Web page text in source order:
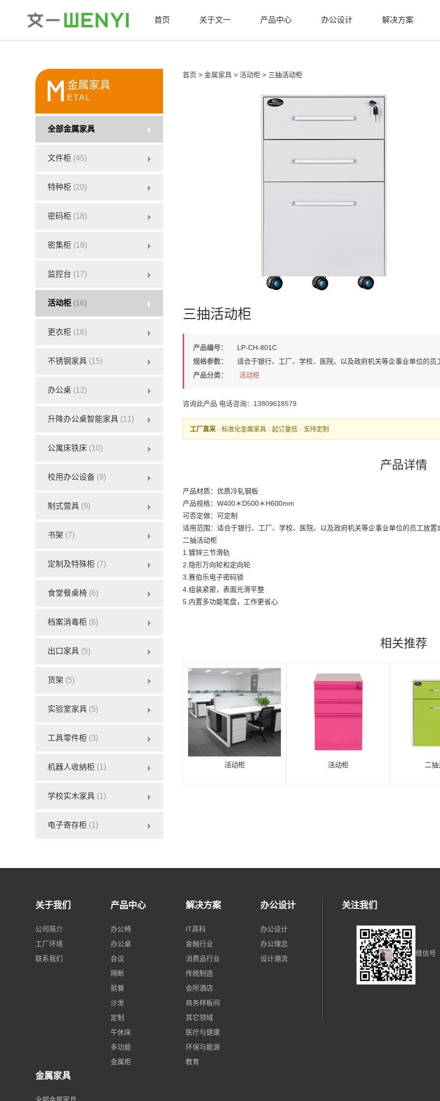
首页 关于文一 产品中心 办公设计 解决方案
M 金属家具
ETAL
全部金属家具
文件柜 (45)
特种柜 (20)
密码柜 (18)
密集柜 (18)
监控台 (17)
活动柜 (16)
更衣柜 (16)
不锈钢家具 (15)
办公桌 (12)
升降办公桌智能家具 (11)
公寓床铁床 (10)
校用办公设备 (9)
制式营具 (9)
书架 (7)
定制及特殊柜 (7)
食堂餐桌椅 (6)
档案消毒柜 (6)
出口家具 (5)
货架 (5)
实验室家具 (5)
工具零件柜 (3)
机器人收纳柜 (1)
学校实木家具 (1)
电子寄存柜 (1)
首页 > 金属家具 > 活动柜 > 三抽活动柜
三抽活动柜
产品编号：
LP-CH-801C
规格参数：
适合于银行、工厂、学校、医院、以及政府机关等企事业单位的员
产品分类：
活动柜
咨询此产品 电话咨询：13809618579
工厂直采 · 标准化金属家具 · 起订量低 · 支持定制
产品详情
产品材质：优质冷轧钢板
产品规格：W400＊D500＊H600mm
可否定做：可定制
适用范围：适合于银行、工厂、学校、医院、以及政府机关等企事业单位的员工放置
二抽活动柜
1.镀锌三节滑轨
2.隐形万向轮和定向轮
3.赛伯乐电子密码锁
4.组装紧密，表面光滑平整
5.内置多功能笔盘，工作更省心
相关推荐
活动柜 活动柜 二
关于我们
公司简介
工厂环境
联系我们
产品中心
办公椅
办公桌
会议
隔断
就餐
沙发
定制
午休床
多功能
金属柜
解决方案
IT高科
金融行业
消费品行业
传统制造
会所酒店
商务样板间
其它领域
医疗与健康
环保与能源
教育
办公设计
办公设计
办公理念
设计潮流
金属家具
关注我们
微信号